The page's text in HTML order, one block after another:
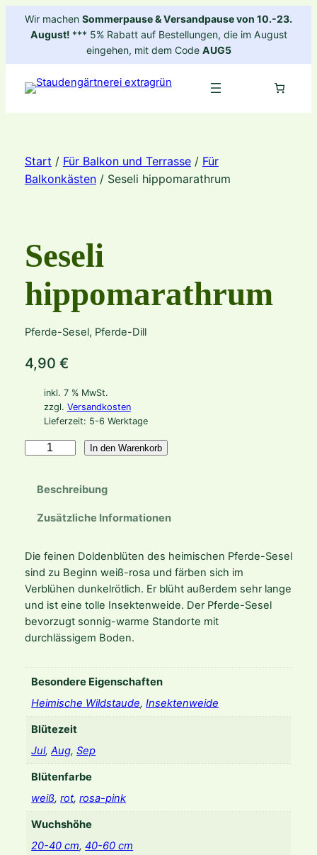
ZumWir machen Sommerpause & Versandpause von 10.-23.
August! *** 5% Rabatt auf Bestellungen, die im August
eingehen, mit dem Code AUG5
Start / Für Balkon und Terrasse/ Für
Balkonkästen/ Seseli hippomarathrum
Seseli
hippomarathrum
Pferde-Sesel, Pferde-Dill
4,90 €
inkl. 7 % MwSt.
zzgl. Versandkosten
Lieferzeit: 5-6 Werktage
i
p
p
o
m
a
m
M
In den Warenkorb
Beschreibung
Zusätzliche Informationen
Die feinen Doldenblüten des heimischen Pferde-Sesel
sind zu Beginn weiß-rosa und färben sich im
Verblühen dunkelrötlich. Er blüht außerdem sehr lange
und ist eine tolle Insektenweide. Der Pferde-Sesel
bevorzugt sonnig-warme Standorte mit
durchlässigem Boden.
Besondere Eigenschaften
Heimische Wildstaude,Insektenweide
Blütezeit
Jul,Aug,Sep
Blütenfarbe
weiß,rot,rosa-pink
Wuchshöhe
20-40 cm,40-60 cm